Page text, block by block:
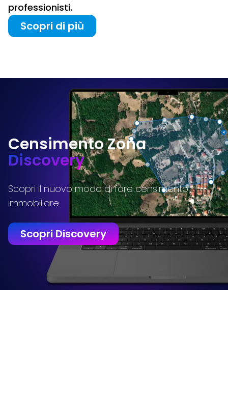
professionisti.
Scopri di più
Censimento Zona
Discovery
Scopri il nuovo modo di fare censimento
immobiliare
Scopri Discovery